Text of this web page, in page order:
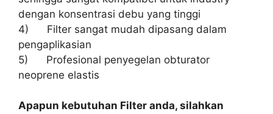
dengan konsentrasi debu yang tinggi
4) Filter sangat mudah dipasang dalam
pengaplikasian
5) Profesional penyegelan obturator
neoprene elastis
Apapun kebutuhan Filter anda, silahkan